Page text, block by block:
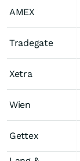
AMEX
Tradegate
Xetra
Wien
Gettex